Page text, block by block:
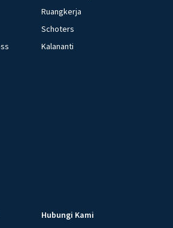
Ruangkerja
Schoters
Kalananti
Hubungi Kami